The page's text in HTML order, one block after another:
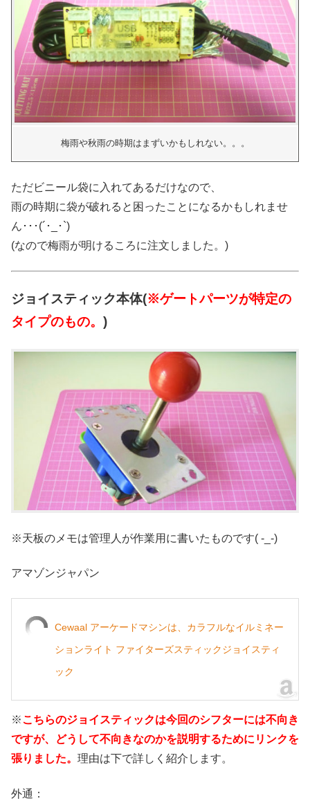
梅雨や秋雨の時期はまずいかもしれない。。。
ただビニール袋に入れてあるだけなので、
雨の時期に袋が破れると困ったことになるかもしれませ
ん･･･(´･_･`)
(なので梅雨が明けるころに注文しました。)
ジョイスティック本体(※ゲートパーツが特定の
タイプのもの。 )
※天板のメモは管理人が作業用に書いたものです( -_-)
アマゾンジャパン
Cewaal アーケードマシンは、カラフルなイルミネー
ションライト ファイターズスティックジョイスティ
ック
※こちらのジョイスティックは今回のシフターには不向き
ですが、どうして不向きなのかを説明するためにリンクを
張りました。 理由は下で詳しく紹介します。
外通：